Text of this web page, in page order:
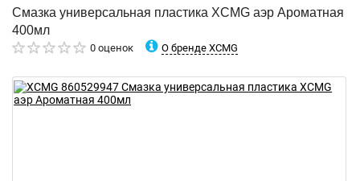
Смазка универсальная пластика XCMG аэр Ароматная
400мл
0 оценок О бренде XCMG